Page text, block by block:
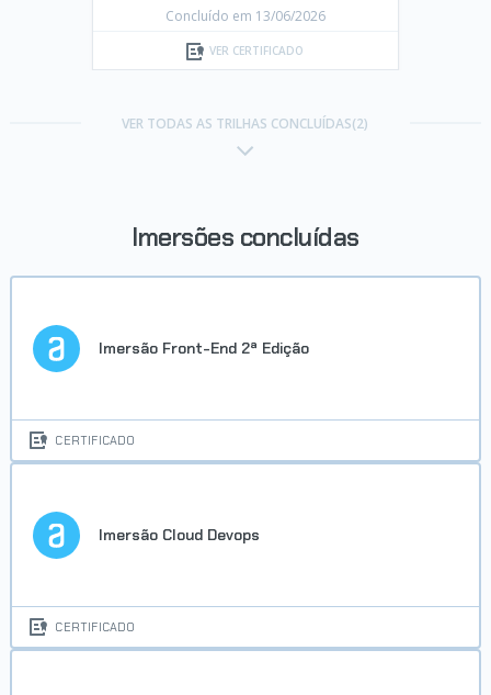
Concluído em 13/06/2026
VER CERTIFICADO
VER TODAS AS TRILHAS CONCLUÍDAS(2)
Imersões concluídas
Imersão Front-End 2ª Edição
CERTIFICADO
Imersão Cloud Devops
CERTIFICADO